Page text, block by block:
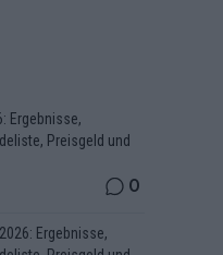
Ergebnisse,
Preisgeld und
0
Ergebnisse,